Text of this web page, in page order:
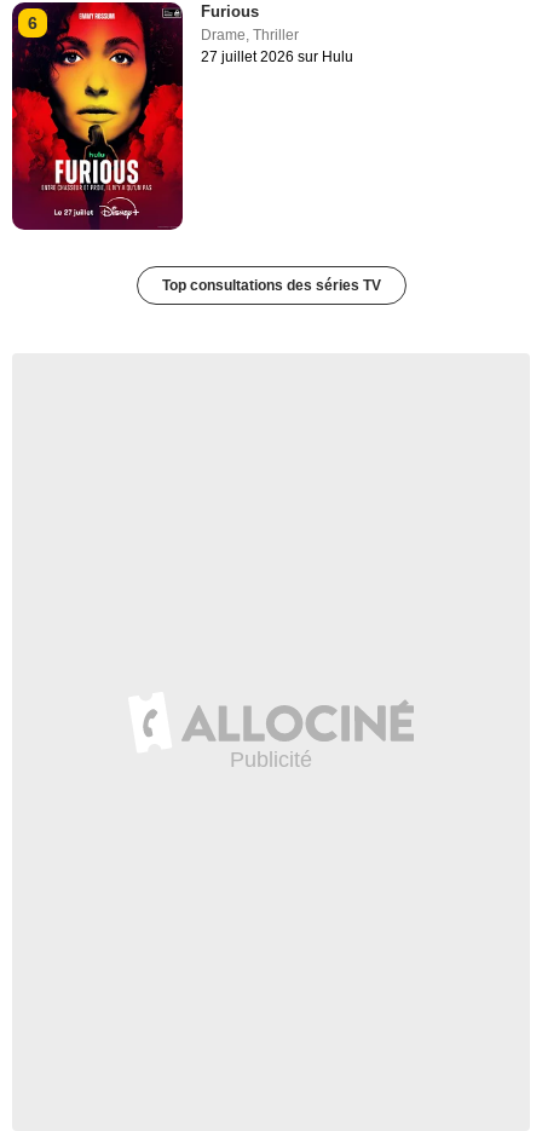
6
Furious
Drame ,Thriller
27 juillet 2026 sur Hulu
Top consultations des séries TV